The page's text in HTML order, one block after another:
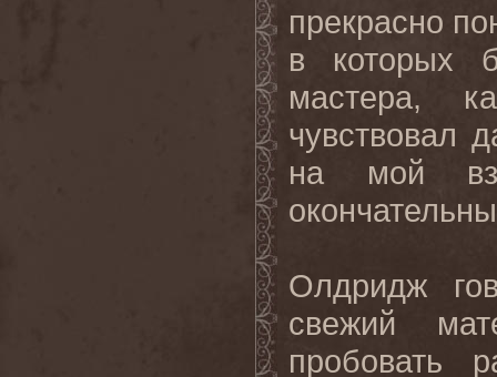
прекрасно
в которых
мастера,
чувствовал
на мой
Олдридж
свежий
пробовать